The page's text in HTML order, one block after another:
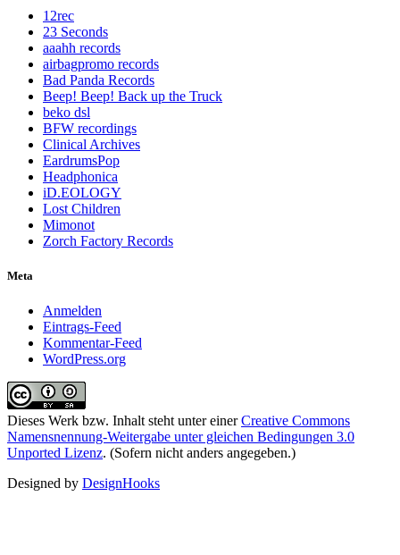
12rec
23 Seconds
aaahh records
airbagpromo records
Bad Panda Records
Beep! Beep! Back up the Truck
beko dsl
BFW recordings
Clinical Archives
EardrumsPop
Headphonica
iD.EOLOGY
Lost Children
Mimonot
Zorch Factory Records
Meta
Anmelden
Eintrags-Feed
Kommentar-Feed
WordPress.org
Dieses Werk bzw. Inhalt steht unter einerCreative Commons
Namensnennung-Weitergabe unter gleichen Bedingungen 3.0
Unported Lizenz. (Sofern nicht anders angegeben.)
Designed by DesignHooks